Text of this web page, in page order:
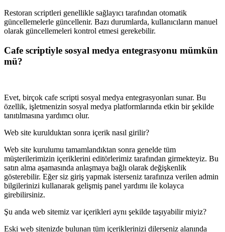
Restoran scriptleri genellikle sağlayıcı tarafından otomatik
güncellemelerle güncellenir. Bazı durumlarda, kullanıcıların manuel
olarak güncellemeleri kontrol etmesi gerekebilir.
Cafe scriptiyle sosyal medya entegrasyonu mümkün
mü?
Evet, birçok cafe scripti sosyal medya entegrasyonları sunar. Bu
özellik, işletmenizin sosyal medya platformlarında etkin bir şekilde
tanıtılmasına yardımcı olur.
Web site kurulduktan sonra içerik nasıl girilir?
Web site kurulumu tamamlandıktan sonra genelde tüm
müşterilerimizin içeriklerini editörlerimiz tarafından girmekteyiz. Bu
satın alma aşamasında anlaşmaya bağlı olarak değişkenlik
gösterebilir. Eğer siz giriş yapmak isterseniz tarafınıza verilen admin
bilgilerinizi kullanarak gelişmiş panel yardımı ile kolayca
girebilirsiniz.
Şu anda web sitemiz var içerikleri aynı şekilde taşıyabilir miyiz?
Eski web sitenizde bulunan tüm içeriklerinizi dilerseniz alanında